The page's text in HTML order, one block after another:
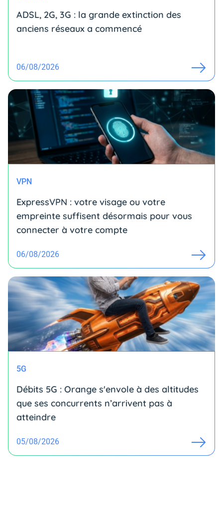
ADSL, 2G, 3G : la grande extinction des
anciens réseaux a commencé
06/08/2026
VPN
ExpressVPN : votre visage ou votre
empreinte suffisent désormais pour vous
connecter à votre compte
06/08/2026
5G
Débits 5G : Orange s'envole à des altitudes
que ses concurrents n’arrivent pas à
atteindre
05/08/2026